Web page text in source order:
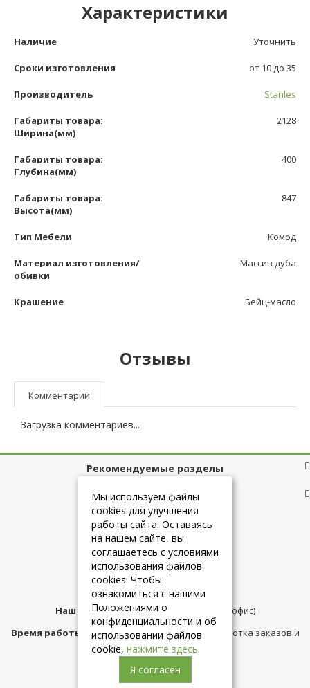
Характеристики
Наличие Уточнить
Сроки изготовления от 10 до 35
Производитель Stanles
Габариты товара:
Ширина(мм)
2128
Габариты товара:
Глубина(мм)
400
Габариты товара:
Высота(мм)
847
Тип Мебели Комод
Материал изготовления/
обивки
Массив дуба
Крашение Бейц-масло
Отзывы
Комментарии
Загрузка комментариев...
Рекомендуемые разделы
Полезные ссылки
+7 (925) 084-10-60
Наш адрес:Москва,ул.Плещеева д.12 (офис)
Время работы магазина:с 10:00 до 21:00 (обработка заказов и
консультация)
Мы используем файлы
cookies для улучшения
работы сайта. Оставаясь
на нашем сайте, вы
соглашаетесь с условиями
использования файлов
cookies. Чтобы
ознакомиться с нашими
Положениями о
конфиденциальности и об
использовании файлов
cookie, нажмите здесь.
Я согласен